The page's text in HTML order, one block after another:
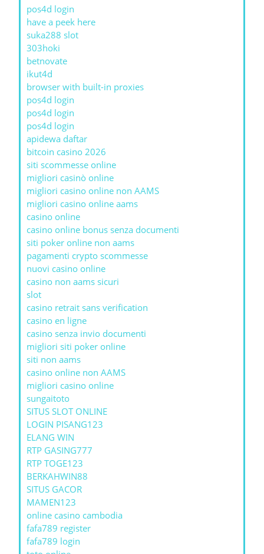
pos4d login
have a peek here
suka288 slot
303hoki
betnovate
ikut4d
browser with built-in proxies
pos4d login
pos4d login
pos4d login
apidewa daftar
bitcoin casino 2026
siti scommesse online
migliori casinò online
migliori casino online non AAMS
migliori casino online aams
casino online
casino online bonus senza documenti
siti poker online non aams
pagamenti crypto scommesse
nuovi casino online
casino non aams sicuri
slot
casino retrait sans verification
casino en ligne
casino senza invio documenti
migliori siti poker online
siti non aams
casino online non AAMS
migliori casino online
sungaitoto
SITUS SLOT ONLINE
LOGIN PISANG123
ELANG WIN
RTP GASING777
RTP TOGE123
BERKAHWIN88
SITUS GACOR
MAMEN123
online casino cambodia
fafa789 register
fafa789 login